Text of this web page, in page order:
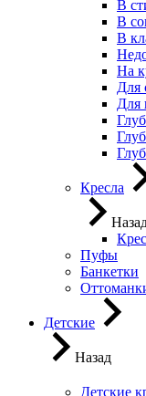
В
В
В
На
Для
Для
Кресла
Пуфы
Банкетки
Детские
Назад
Детские